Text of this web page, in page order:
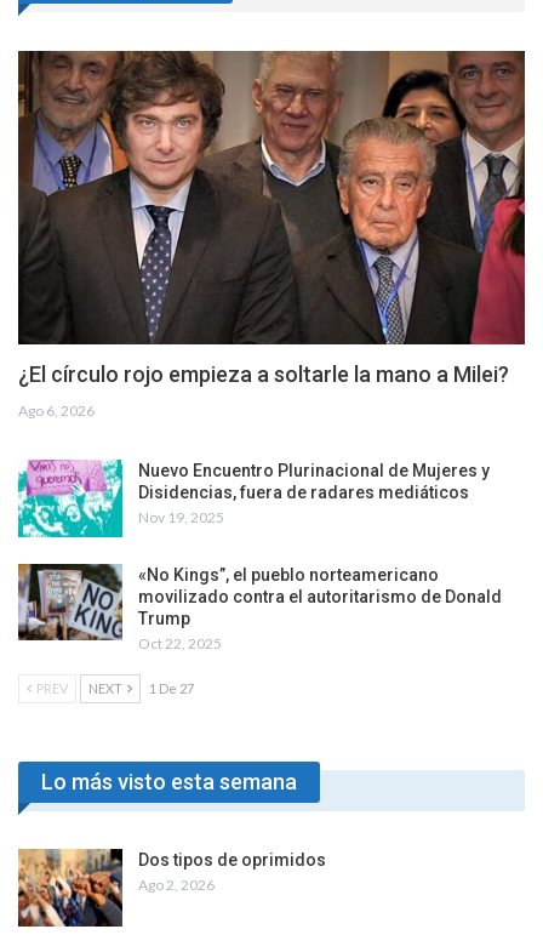
¿El círculo rojo empieza a soltarle la mano a Milei?
Ago 6, 2026
Nuevo Encuentro Plurinacional de Mujeres y
Disidencias, fuera de radares mediáticos
Nov 19, 2025
«No Kings”, el pueblo norteamericano
movilizado contra el autoritarismo de Donald
Trump
Oct 22, 2025
PREV NEXT 1 De 27
Lo más visto esta semana
Dos tipos de oprimidos
Ago 2, 2026